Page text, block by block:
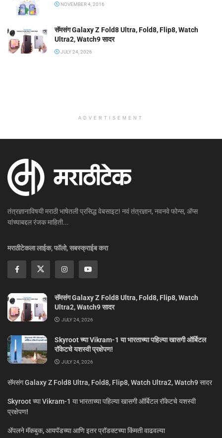
NOVEMBER 4, 2016
सॅमसंग Galaxy Z Fold8 Ultra, Fold8, Flip8, Watch
Ultra2, Watch9 सादर
JULY 24, 2026
ADVERTISEMENT
तंत्रज्ञानाविषयी मराठी भाषेतली प्रसिद्ध वेबसाइट! नवं तंत्रज्ञान, नवनवे फोन्स, ॲप्स
यांच्याबद्दल रंजक माहिती...
मराठीटेकला लाईक, फॉलो, सबस्क्राईब करा
सॅमसंग Galaxy Z Fold8 Ultra, Fold8, Flip8, Watch
Ultra2, Watch9 सादर
JULY 24, 2026
Skyroot च्या Vikram-1 या भारताच्या पहिल्या खासगी ऑर्बिटल
रॉकेटचे यशस्वी प्रक्षेपण!
JULY 24, 2026
सॅमसंग Galaxy Z Fold8 Ultra, Fold8, Flip8, Watch Ultra2, Watch9 सादर
Skyroot च्या Vikram-1 या भारताच्या पहिल्या खासगी ऑर्बिटल रॉकेटचे यशस्वी
प्रक्षेपण!
ॲपलने मॅकबुक, आयपॅडच्या आणि इतर प्रॉडक्टच्या किंमती वाढवल्या